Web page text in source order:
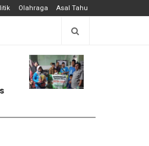
Olahraga Asal Tahu